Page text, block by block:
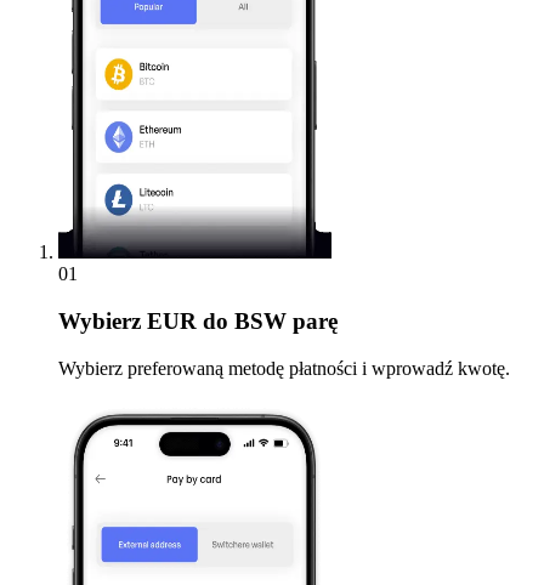
01
Wybierz EUR do BSW parę
Wybierz preferowaną metodę płatności i wprowadź kwotę.